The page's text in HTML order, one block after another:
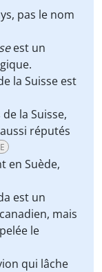
pas le nom
est un
la Suisse est
la Suisse,
réputés
en Suède,
est un
mais
le
qui lâche